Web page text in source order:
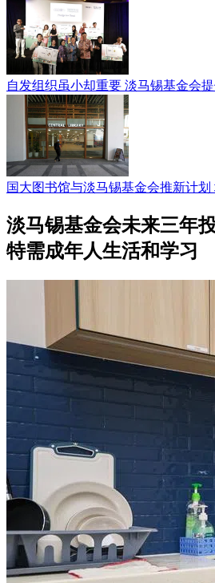
自发组织虽小却重要 淡马锡基金会
国大图书馆与淡马锡基金会推新计
淡马锡基金会未来三年
特需成年人生活和学习